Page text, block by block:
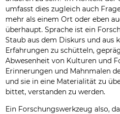
umfasst dies zugleich auch
mehr als einem Ort oder eben
überhaupt. Sprache ist ein
Staub aus dem Diskurs und aus
Erfahrungen zu schütteln,
Abwesenheit von Kulturen und
Erinnerungen und Mahnmalen
und sie in eine Materialität zu
bittet, verstanden zu werden.
Ein Forschungswerkzeug also,